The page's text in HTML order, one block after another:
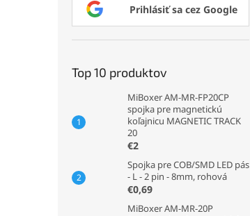
Prihlásiť sa cez Google
Top 10 produktov
MiBoxer AM-MR-FP20CP
spojka pre magnetickú
koľajnicu MAGNETIC TRACK
20
€2
Spojka pre COB/SMD LED pás
- L - 2 pin - 8mm, rohová
€0,69
MiBoxer AM-MR-20P